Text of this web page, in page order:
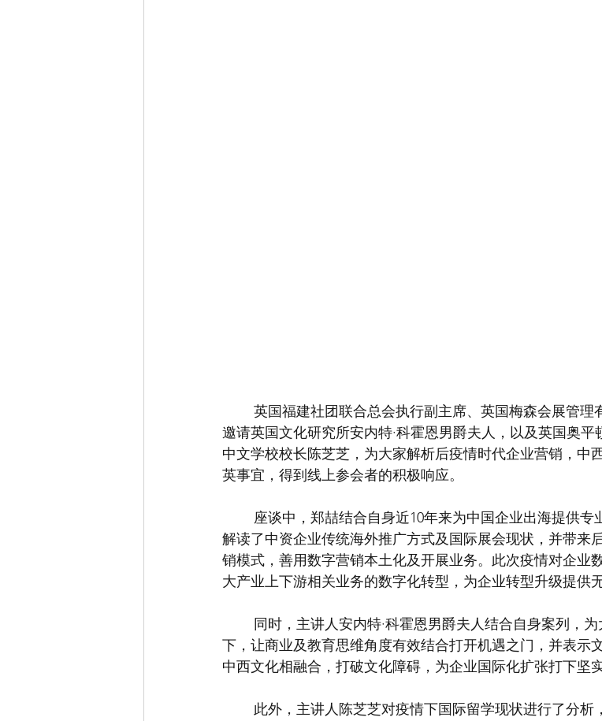
邀请英国文化研究所安内特·科霍恩男爵夫⼈，以及英国奥
中文学校校长陈芝芝，为大家解析后疫情时代企业营销，中
英事宜，得到线上参会者的积极响应。
解读了中资企业传统海外推广方式及国际展会现状，并带来
销模式，善用数字营销本土化及开展业务。此次疫情对企业
大产业上下游相关业务的数字化转型，为企业转型升级提供无
下，让商业及教育思维角度有效结合打开机遇之门，并表示
中西文化相融合，打破文化障碍，为企业国际化扩张打下坚实